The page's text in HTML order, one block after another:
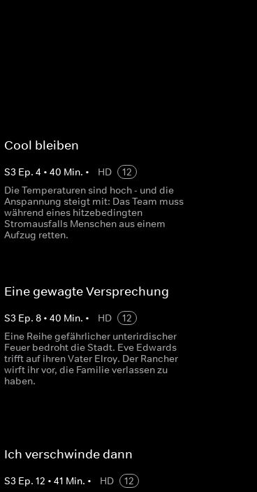
Cool bleiben
S3 Ep. 4 • 40 Min. • HD
12
Die Temperaturen sind hoch - und die
Anspannung steigt mit: Das Team muss
während eines hitzebedingten
Stromausfalls Menschen aus einem
Aufzug retten.
Eine gewagte Versprechung
S3 Ep. 8• 40 Min. • HD
12
Eine Reihe gefährlicher unterirdischer
Feuer bedroht die Stadt. Eve Edwards
trifft auf ihren Vater Elroy. Der Rancher
wirft ihr vor, die Familie verlassen zu
haben.
Ich verschwinde dann
S3 Ep. 12 • 41 Min. • HD
12